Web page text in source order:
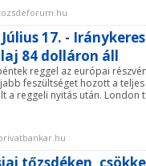
17. -
84 dolláron áll
reggel az európai
feszültséget hozott a
a reggeli nyitás után. London